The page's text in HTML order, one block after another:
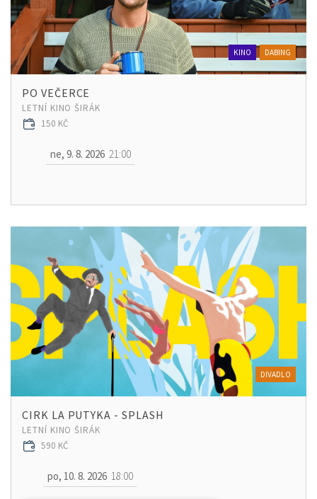
KINO DABING
PO VEČERCE
LETNÍ KINO ŠIRÁK
150 KČ
ne, 9. 8. 2026 21:00
DIVADLO
CIRK LA PUTYKA - SPLASH
LETNÍ KINO ŠIRÁK
590 KČ
po, 10. 8. 2026 18:00